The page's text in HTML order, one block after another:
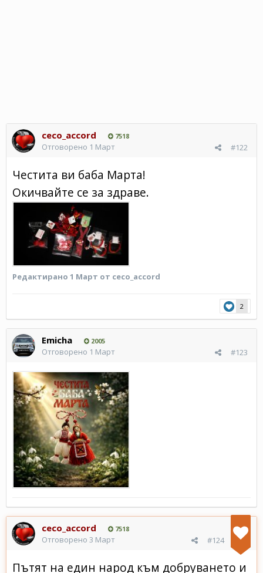
ceco_accord 7518
#122
Отговорено 1 Март
Честита ви баба Марта!
Окичвайте се за здраве.
Редактирано 1 Март от ceco_accord
2
Emicha 2005
#123
Отговорено 1 Март
ceco_accord 7518
#124
Отговорено 3 Март
Пътят на един народ към добруването и